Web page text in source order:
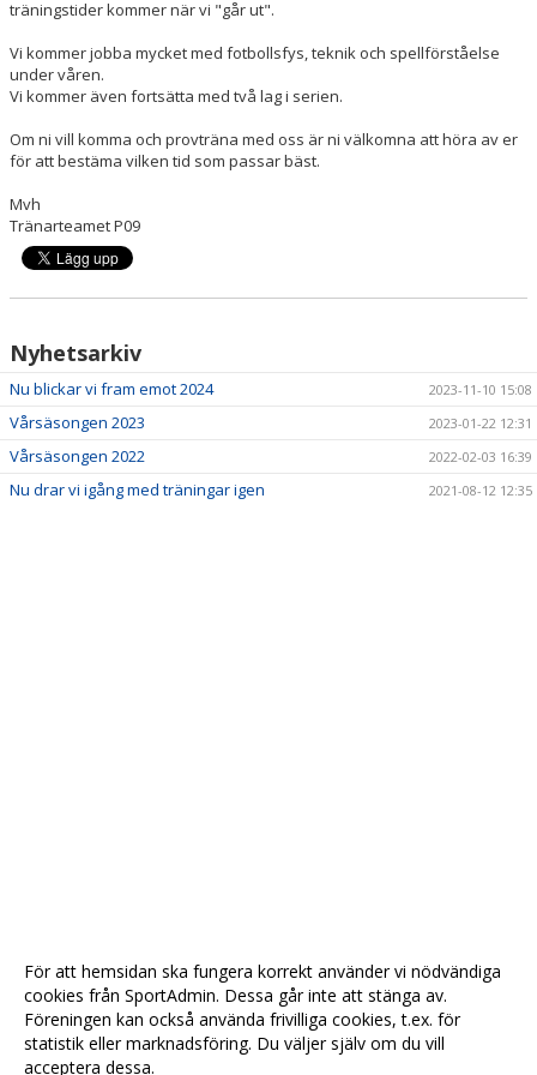
DOKUMENT
KONTAKT
träningstider kommer när vi "går ut".
Vi kommer jobba mycket med fotbollsfys, teknik och spellförståelse
under våren.
Vi kommer även fortsätta med två lag i serien.
Om ni vill komma och provträna med oss är ni välkomna att höra av er
för att bestäma vilken tid som passar bäst.
Mvh
Tränarteamet P09
Nyhetsarkiv
Nu blickar vi fram emot 2024 2023-11-10 15:08
Vårsäsongen 2023 2023-01-22 12:31
Vårsäsongen 2022 2022-02-03 16:39
Nu drar vi igång med träningar igen 2021-08-12 12:35
För att hemsidan ska fungera korrekt använder vi nödvändiga
cookies från SportAdmin. Dessa går inte att stänga av.
Föreningen kan också använda frivilliga cookies, t.ex. för
statistik eller marknadsföring. Du väljer själv om du vill
acceptera dessa.